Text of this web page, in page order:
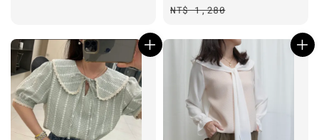
price
NT$ 1,280